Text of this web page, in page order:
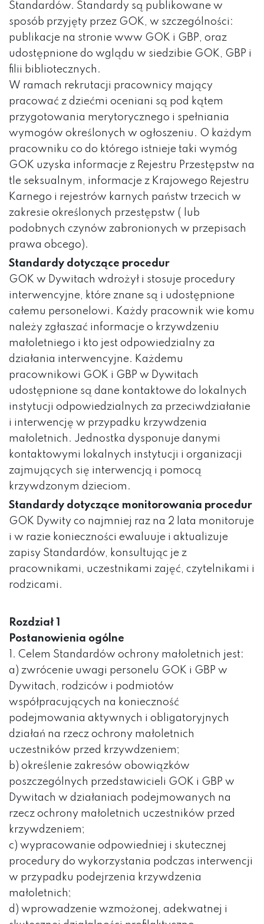
Standardów. Standardy są publikowane w
sposób przyjęty przez GOK, w szczególności:
publikacje na stronie www GOK i GBP, oraz
udostępnione do wglądu w siedzibie GOK, GBP i
filii bibliotecznych.
W ramach rekrutacji pracownicy mający
pracować z dziećmi oceniani są pod kątem
przygotowania merytorycznego i spełniania
wymogów określonych w ogłoszeniu. O każdym
pracowniku co do którego istnieje taki wymóg
GOK uzyska informacje z Rejestru Przestępstw na
tle seksualnym, informacje z Krajowego Rejestru
Karnego i rejestrów karnych państw trzecich w
zakresie określonych przestępstw ( lub
podobnych czynów zabronionych w przepisach
prawa obcego).
Standardy dotyczące procedur
GOK w Dywitach wdrożył i stosuje procedury
interwencyjne, które znane są i udostępnione
całemu personelowi. Każdy pracownik wie komu
należy zgłaszać informacje o krzywdzeniu
małoletniego i kto jest odpowiedzialny za
działania interwencyjne. Każdemu
pracownikowi GOK i GBP w Dywitach
udostępnione są dane kontaktowe do lokalnych
instytucji odpowiedzialnych za przeciwdziałanie
i interwencję w przypadku krzywdzenia
małoletnich. Jednostka dysponuje danymi
kontaktowymi lokalnych instytucji i organizacji
zajmujących się interwencją i pomocą
krzywdzonym dzieciom.
Standardy dotyczące monitorowania procedur
GOK Dywity co najmniej raz na 2 lata monitoruje
i w razie konieczności ewaluuje i aktualizuje
zapisy Standardów, konsultując je z
pracownikami, uczestnikami zajęć, czytelnikami i
rodzicami.
Rozdział 1
Postanowienia ogólne
1. Celem Standardów ochrony małoletnich jest:
a) zwrócenie uwagi personelu GOK i GBP w
Dywitach, rodziców i podmiotów
współpracujących na konieczność
podejmowania aktywnych i obligatoryjnych
działań na rzecz ochrony małoletnich
uczestników przed krzywdzeniem;
b) określenie zakresów obowiązków
poszczególnych przedstawicieli GOK i GBP w
Dywitach w działaniach podejmowanych na
rzecz ochrony małoletnich uczestników przed
krzywdzeniem;
c) wypracowanie odpowiedniej i skutecznej
procedury do wykorzystania podczas interwencji
w przypadku podejrzenia krzywdzenia
małoletnich;
d) wprowadzenie wzmożonej, adekwatnej i